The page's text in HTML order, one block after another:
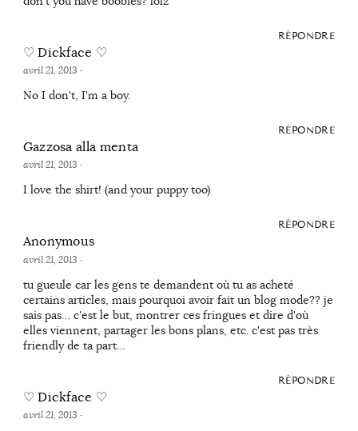
RÉPONDRE
♡ Dickface ♡
avril 21, 2013 ·
No I don't, I'm a boy.
RÉPONDRE
Gazzosa alla menta
avril 21, 2013 ·
I love the shirt! (and your puppy too)
RÉPONDRE
Anonymous
avril 21, 2013 ·
tu gueule car les gens te demandent où tu as acheté
certains articles, mais pourquoi avoir fait un blog mode?? je
sais pas… c'est le but, montrer ces fringues et dire d'où
elles viennent, partager les bons plans, etc. c'est pas très
friendly de ta part…
RÉPONDRE
♡ Dickface ♡
avril 21, 2013 ·